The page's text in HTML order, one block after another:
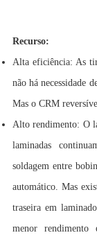
Recurso:
Alta eficiência: As
não há necessidade
Mas o CRM
Alto rendimento: O
laminadas
soldagem entre
automático. Mas
traseira em
menor rendimento